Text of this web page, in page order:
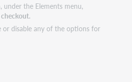
the Elements menu,
or disable any of the options for